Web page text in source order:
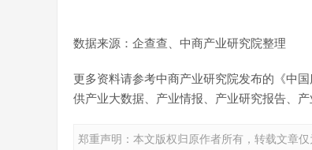
数据来源：企查查、中商产业研究院整理
更多资料请参考中商产业研究院发布的《中
供产业大数据、产业情报、产业研究报告、
郑重声明：本文版权归原作者所有，转载文章